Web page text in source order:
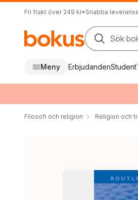
Fri frakt över 249 kr• Snabba
Sök
Meny ErbjudandenStudent
Filosofi och religion Religion och